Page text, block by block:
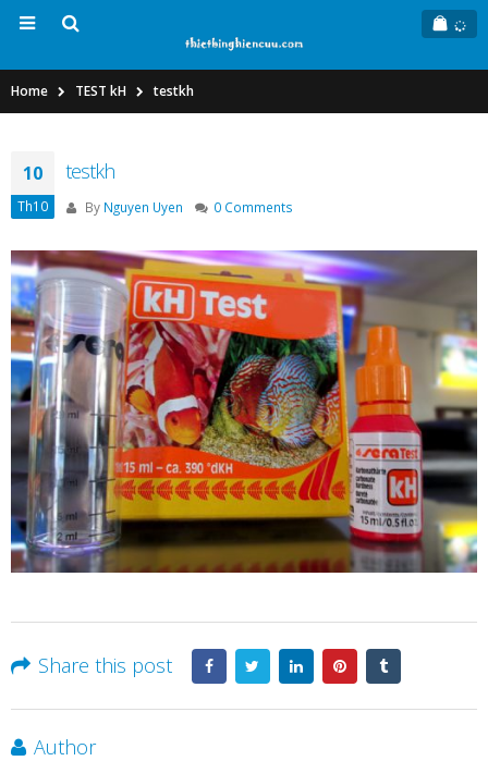
Home TEST kH testkh
10
Th10
testkh
By Nguyen Uyen 0 Comments
Share this post
Author